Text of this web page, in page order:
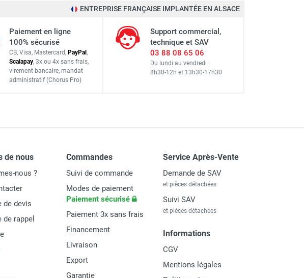
- DIAM INDUSTRIES
- DIAM INDUSTRIES
ENTREPRISE FRANÇAISE IMPLANTÉE EN ALSACE
Paiement en ligne
100% sécurisé
CB, Visa, Mastercard, PayPal ,
Scalapay, 3x ou 4x sans frais,
virement bancaire, mandat
administratif (Chorus Pro)
Support commercial,
technique et SAV
03 88 08 65 06
Du lundi au vendredi :
8h30-12h et 13h30-17h30
de nous
nous ?
de devis
de rappel
Commandes
Suivi de commande
Modes de paiement
Paiement sécurisé
Paiement 3x sans frais
Financement
Livraison
Export
Garantie
Service Après-Vente
Demande de SAV
et pièces détachées
Suivi SAV
et pièces détachées
Informations
CGV
Mentions légales